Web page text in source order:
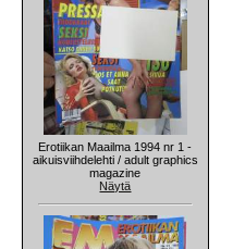
Erotiikan Maailma 1994 nr 1 -
aikuisviihdelehti / adult graphics
magazine
Näytä